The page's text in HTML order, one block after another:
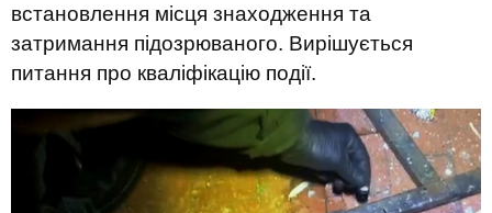
встановлення місця знаходження та
затримання підозрюваного. Вирішується
питання про кваліфікацію події.